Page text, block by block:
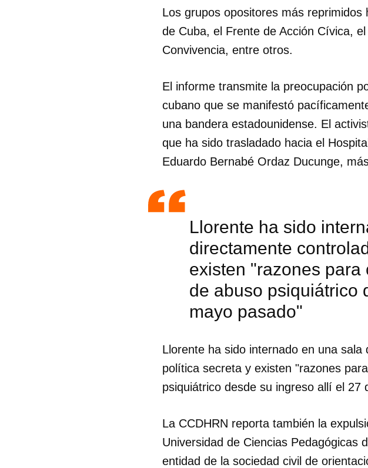
Guardar como favorito
cuenta de 14ymedio.
Los grupos opositores más
de Cuba, el Frente de Acción Cívica,
Convivencia, entre otros.
El informe transmite la preocupación
cubano que se manifestó
una bandera estadounidense. El
que ha sido trasladado hacia el
Eduardo Bernabé Ordaz Ducunge,
Llorente ha sido
directamente
existen "razones
de abuso psiquiátrico
mayo pasado"
Llorente ha sido internado en una
política secreta y existen "razones
psiquiátrico desde su ingreso allí el 27
La CCDHRN reporta también la
Universidad de Ciencias Pedagógicas
entidad de la sociedad civil de